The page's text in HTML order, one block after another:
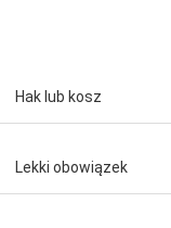
Hak lub kosz
Lekki obowiązek